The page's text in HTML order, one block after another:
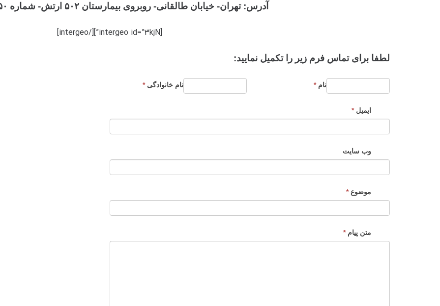
آدرس: تهران- خیابان طالقانی- روبروی بیمارستان ۵۰۲ ارتش- شماره ۱۵۰- طبقه اول
[intergeo id=”3kjN”][/intergeo]
لطفا برای تماس فرم زیر را تکمیل نمایید:
نام* نام خانوادگی*
ایمیل*
وب سایت
موضوع*
متن پیام*